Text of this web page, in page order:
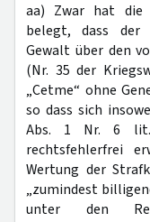
aa) Zwar hat die
belegt, dass der
Gewalt über den
(Nr. 35 der
„Cetme“ ohne
so dass sich
Abs. 1 Nr. 6 lit.
rechtsfehlerfrei
Wertung der
„zumindest
unter den